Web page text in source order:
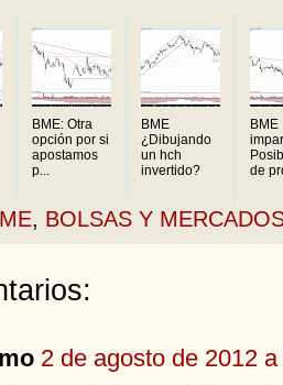
BME: Otra
opción por si
apostamos
p...
BME
¿Dibujando
un hch
invertido?
BME
de
, BOLSAS Y
2 de agosto de 2012